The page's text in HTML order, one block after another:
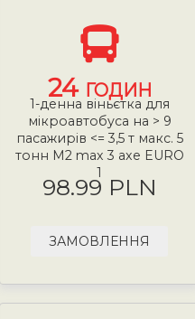
24 ГОДИН
1-денна віньєтка для
мікроавтобуса на > 9
пасажирів <= 3,5 т макс. 5
тонн М2 max 3 axe EURO
1
98.99 PLN
ЗАМОВЛЕННЯ